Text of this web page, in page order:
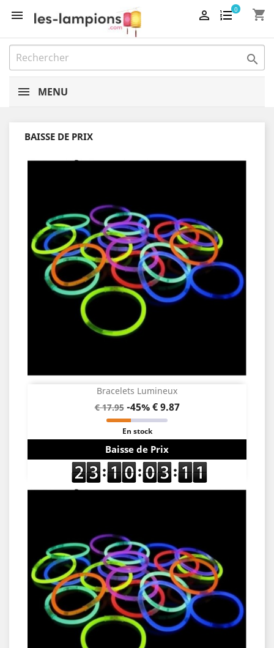
 shopping_cart
0


MENU
BAISSE DE PRIX
Bracelets Lumineux
€ 17.95 -45% € 9.87
En stock
Baisse de Prix